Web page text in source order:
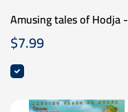
Amusing tales of Hodja -
نوادر جحا - الحمال السارق -
عربي انكليزي
$7.99